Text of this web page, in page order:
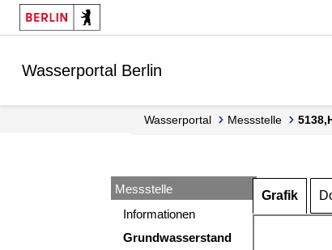
Springe zur Navigation
Springe zum Inhalt
Wasserportal Berlin
Wasserportal Messstelle
Messstelle
Informationen
Grundwasserstand
Grafik